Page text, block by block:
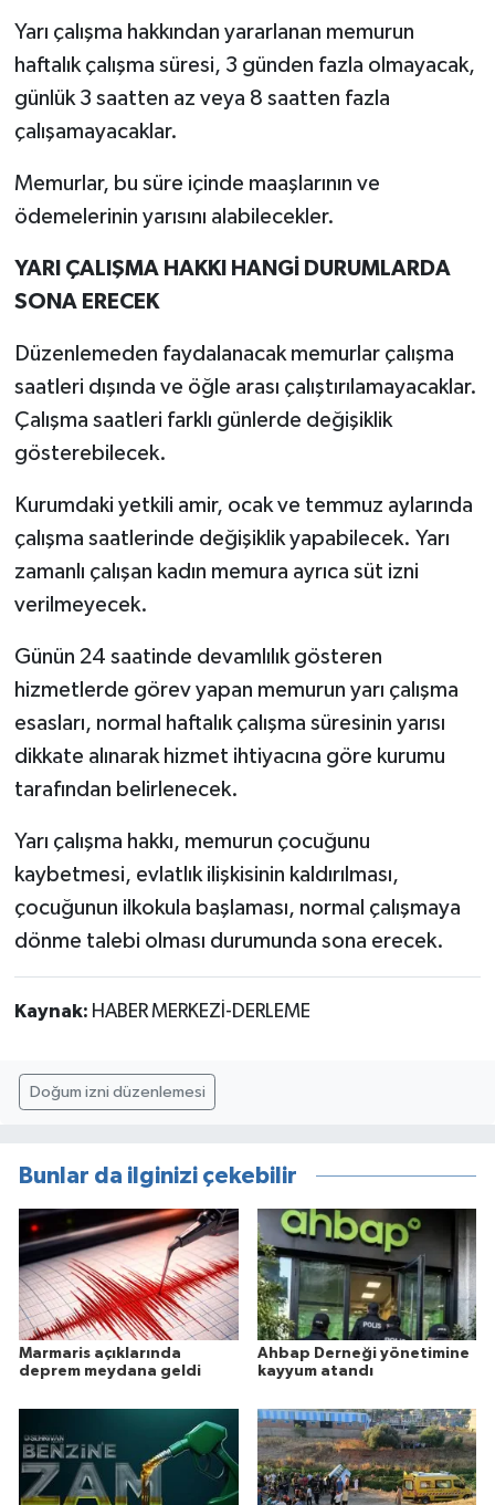
Yarı çalışma hakkından yararlanan memurun
haftalık çalışma süresi, 3 günden fazla olmayacak,
günlük 3 saatten az veya 8 saatten fazla
çalışamayacaklar.
Memurlar, bu süre içinde maaşlarının ve
ödemelerinin yarısını alabilecekler.
YARI ÇALIŞMA HAKKI HANGİ DURUMLARDA
SONA ERECEK
Düzenlemeden faydalanacak memurlar çalışma
saatleri dışında ve öğle arası çalıştırılamayacaklar.
Çalışma saatleri farklı günlerde değişiklik
gösterebilecek.
Kurumdaki yetkili amir, ocak ve temmuz aylarında
çalışma saatlerinde değişiklik yapabilecek. Yarı
zamanlı çalışan kadın memura ayrıca süt izni
verilmeyecek.
Günün 24 saatinde devamlılık gösteren
hizmetlerde görev yapan memurun yarı çalışma
esasları, normal haftalık çalışma süresinin yarısı
dikkate alınarak hizmet ihtiyacına göre kurumu
tarafından belirlenecek.
Yarı çalışma hakkı, memurun çocuğunu
kaybetmesi, evlatlık ilişkisinin kaldırılması,
çocuğunun ilkokula başlaması, normal çalışmaya
dönme talebi olması durumunda sona erecek.
Kaynak: HABER MERKEZİ-DERLEME
Doğum izni düzenlemesi
Bunlar da ilginizi çekebilir
Marmaris açıklarında
deprem meydana geldi
Ahbap Derneği yönetimine
kayyum atandı